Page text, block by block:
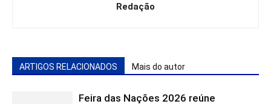
Redação
ARTIGOS RELACIONADOS Mais do autor
Feira das Nações 2026 reúne